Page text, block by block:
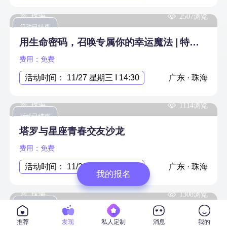
珠海 2507浏览
活动已结束
用生命密码，召唤专属你的幸运魔法 | 特别线下活动
费用：免费
活动时间： 11/27 星期三 I 14:30 广东 · 珠海
珠海 1114浏览
活动已结束
塔罗与星座青春交友沙龙
费用：免费
活动时间： 11/23 星期六 I 14:30 广东 · 珠海
珠海 1308浏览
活动已结束
情感么么茶线下交流会
我的报名
推荐 发现 私人定制 消息 我的